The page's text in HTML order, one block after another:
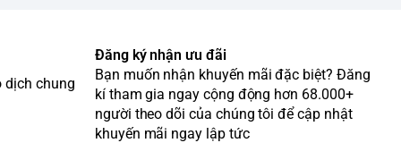
dịch chung
Đăng ký nhận ưu đãi
Bạn muốn nhận khuyến mãi đặc biệt? Đăng
kí tham gia ngay cộng động hơn 68.000+
người theo dõi của chúng tôi để cập nhật
khuyến mãi ngay lập tức